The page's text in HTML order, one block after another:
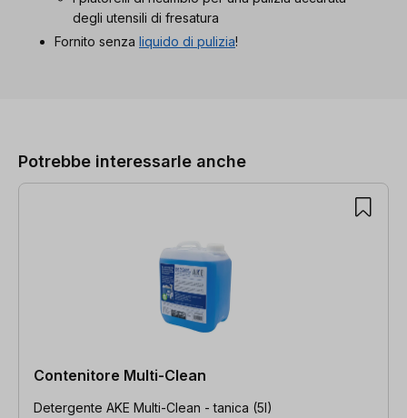
degli utensili di fresatura
Fornito senza liquido di pulizia!
Potrebbe interessarle anche
Contenitore Multi-Clean
Detergente AKE Multi-Clean - tanica (5l)